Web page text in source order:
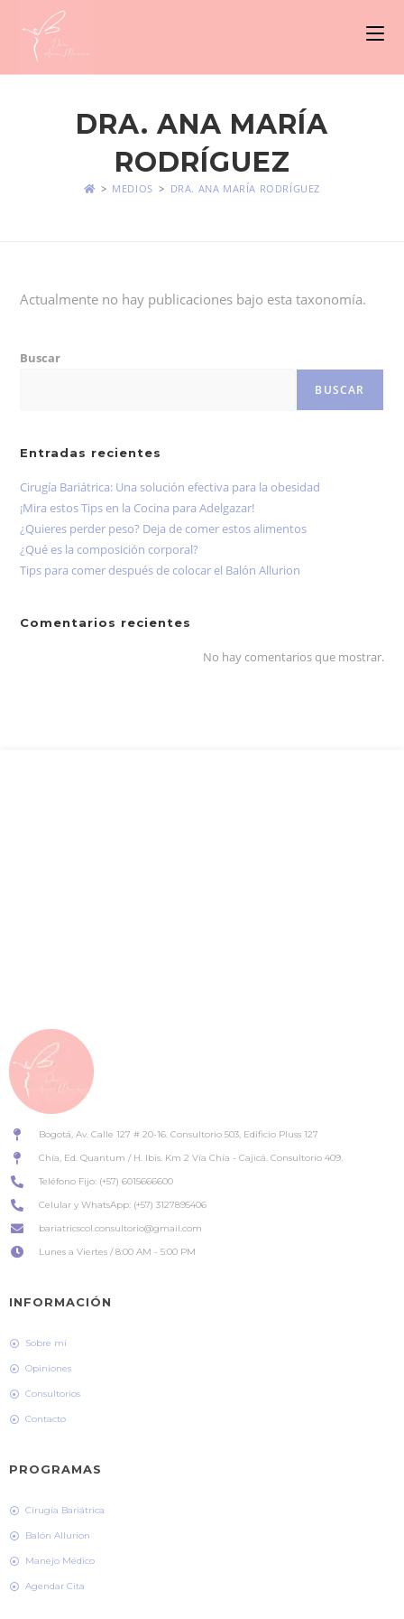
DRA. ANA MARÍA
RODRÍGUEZ
> MEDIOS > DRA. ANA MARÍA RODRÍGUEZ
Actualmente no hay publicaciones bajo esta taxonomía.
Buscar
BUSCAR
Entradas recientes
Cirugía Bariátrica: Una solución efectiva para la obesidad
¡Mira estos Tips en la Cocina para Adelgazar!
¿Quieres perder peso? Deja de comer estos alimentos
¿Qué es la composición corporal?
Tips para comer después de colocar el Balón Allurion
Comentarios recientes
No hay comentarios que mostrar.
Bogotá, Av. Calle 127 # 20-16. Consultorio 503, Edificio Pluss 127
Chía, Ed. Quantum / H. Ibis. Km 2 Vía Chía - Cajicá. Consultorio 409.
Teléfono Fijo: (+57) 6015666600
Celular y WhatsApp: (+57) 3127895406
bariatricscol.consultorio@gmail.com
Lunes a Viertes / 8:00 AM - 5:00 PM
INFORMACIÓN
Sobre mí
Opiniones
Consultorios
Contacto
PROGRAMAS
Cirugía Bariátrica
Balón Allurion
Manejo Médico
Agendar Cita